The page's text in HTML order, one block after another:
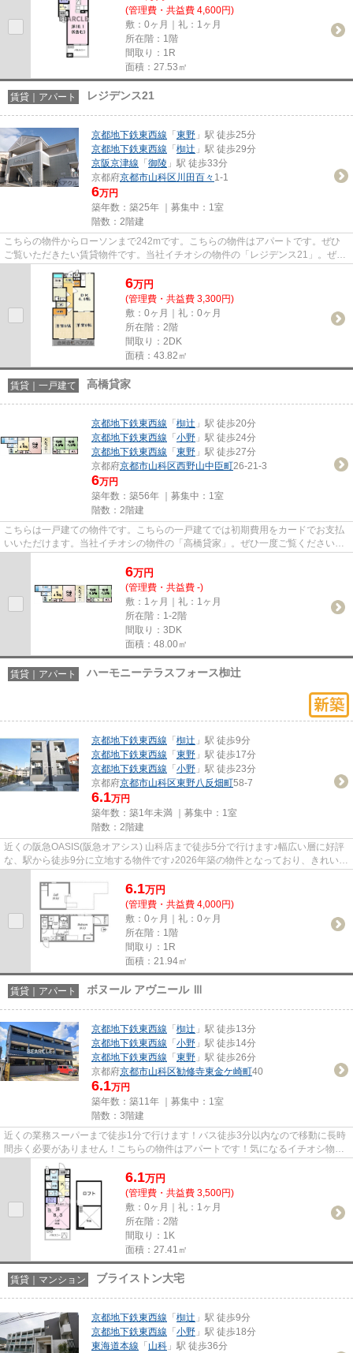
(管理費・共益費 4,600円)
敷：0ヶ月｜礼：1ヶ月
所在階：1階
間取り：1R
面積：27.53㎡
賃貸｜アパート レジデンス21
京都地下鉄東西線 「 東野 」駅 徒歩25分
京都地下鉄東西線 「 椥辻 」駅 徒歩29分
京阪京津線 「 御陵 」駅 徒歩33分
京都府京都市山科区 川田百々 1-1
6万円
築年数：築25年 ｜募集中： 1室
階数：2階建
こちらの物件からローソンまで242mです。こちらの物件はアパートです。ぜひ
ご覧いただきたい賃貸物件です。当社イチオシの物件の「レジデンス21」。ぜひ
一度ご覧ください。物件探しな...
6万円
(管理費・共益費 3,300円)
敷：0ヶ月｜礼：0ヶ月
所在階：2階
間取り：2DK
面積：43.82㎡
賃貸｜一戸建て 高橋貸家
京都地下鉄東西線 「 椥辻 」駅 徒歩20分
京都地下鉄東西線 「 小野 」駅 徒歩24分
京都地下鉄東西線 「 東野 」駅 徒歩27分
京都府京都市山科区西野山中臣町26-21-3
6万円
築年数：築56年 ｜募集中： 1室
階数：2階建
こちらは一戸建ての物件です。こちらの一戸建てでは初期費用をカードでお支払
いいただけます。当社イチオシの物件の「高橋貸家」。ぜひ一度ご覧ください。
6万円
(管理費・共益費 -)
敷：1ヶ月｜礼：1ヶ月
所在階：1-2階
間取り：3DK
面積：48.00㎡
賃貸｜アパート ハーモニーテラスフォース椥辻
京都地下鉄東西線 「 椥辻 」駅 徒歩9分
京都地下鉄東西線 「 東野 」駅 徒歩17分
京都地下鉄東西線 「 小野 」駅 徒歩23分
京都府京都市山科区東野八反畑町58-7
6.1万円
築年数：築1年未満 ｜募集中： 1室
階数：2階建
近くの阪急OASIS(阪急オアシス) 山科店まで徒歩5分で行けます♪幅広い層に好評
な、駅から徒歩9分に立地する物件です♪2026年築の物件となっており、きれいな
6.1万円
(管理費・共益費 4,000円)
敷：0ヶ月｜礼：0ヶ月
所在階：1階
間取り：1R
面積：21.94㎡
賃貸｜アパート ボヌール アヴニール Ⅲ
京都地下鉄東西線 「 椥辻 」駅 徒歩13分
京都地下鉄東西線 「 小野 」駅 徒歩14分
京都地下鉄東西線 「 東野 」駅 徒歩26分
京都府京都市山科区勧修寺東金ケ崎町40
6.1万円
築年数：築11年 ｜募集中： 1室
階数：3階建
近くの業務スーパーまで徒歩1分で行けます！バス徒歩3分以内なので移動に長時
間歩く必要がありません！こちらの物件はアパートです！気になるイチオシ物件
情報：「ボヌール アヴニール...
6.1万円
(管理費・共益費 3,500円)
敷：0ヶ月｜礼：1ヶ月
所在階：2階
間取り：1K
面積：27.41㎡
賃貸｜マンション ブライストン大宅
京都地下鉄東西線 「 椥辻 」駅 徒歩9分
京都地下鉄東西線 「 小野 」駅 徒歩18分
東海道本線 「 山科 」駅 徒歩36分